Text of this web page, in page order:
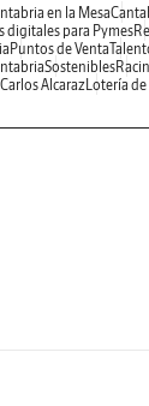
en la Mesa
digitales para Pymes
Puntos de Venta
Sostenibles
Carlos AlcarazLotería